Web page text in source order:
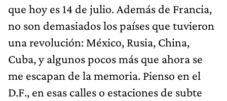
que hoy es 14 de julio. Además de Francia,
no son demasiados los países que tuvieron
una revolución: México, Rusia, China,
Cuba, y algunos pocos más que ahora se
me escapan de la memoria. Pienso en el
D.F., en esas calles o estaciones de subte